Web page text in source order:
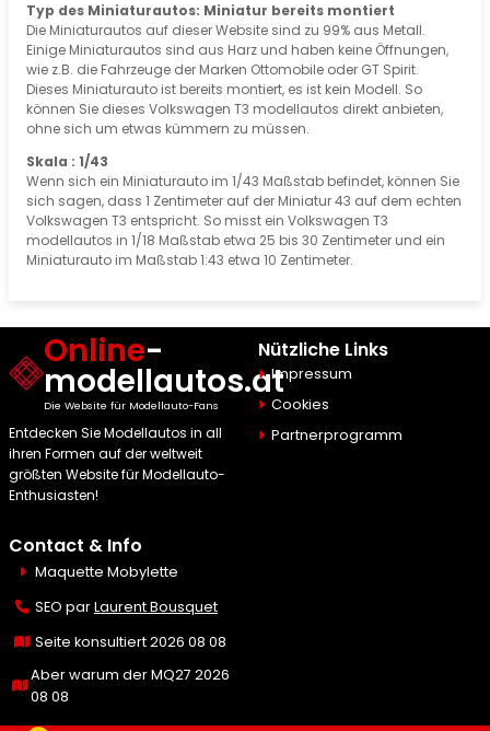
Typ des Miniaturautos: Miniatur bereits montiert
Die Miniaturautos auf dieser Website sind zu 99% aus Metall.
Einige Miniaturautos sind aus Harz und haben keine Öffnungen,
wie z.B. die Fahrzeuge der Marken Ottomobile oder GT Spirit.
Dieses Miniaturauto ist bereits montiert, es ist kein Modell. So
können Sie dieses Volkswagen T3 modellautos direkt anbieten,
ohne sich um etwas kümmern zu müssen.
Skala : 1/43
Wenn sich ein Miniaturauto im 1/43 Maßstab befindet, können Sie
sich sagen, dass 1 Zentimeter auf der Miniatur 43 auf dem echten
Volkswagen T3 entspricht. So misst ein Volkswagen T3
modellautos in 1/18 Maßstab etwa 25 bis 30 Zentimeter und ein
Miniaturauto im Maßstab 1:43 etwa 10 Zentimeter.
Online-
modellautos.at
Die Website für Modellauto-Fans
Entdecken Sie Modellautos in all
ihren Formen auf der weltweit
größten Website für Modellauto-
Enthusiasten!
Nützliche Links
Impressum
Cookies
Partnerprogramm
Contact & Info
Maquette Mobylette
SEO parLaurent Bousquet
Seite konsultiert 2026 08 08
Aber warum der MQ27 2026
08 08